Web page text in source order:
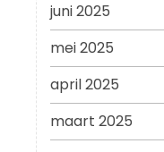
juni 2025
mei 2025
april 2025
maart 2025